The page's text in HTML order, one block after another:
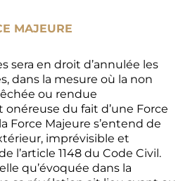
MAJEURE
sera en droit d’annulée les
dans la mesure où la non
ou rendue
du fait d’une Force
Force Majeure s’entend de
imprévisible et
l’article 1148 du Code Civil.
qu’évoquée dans la